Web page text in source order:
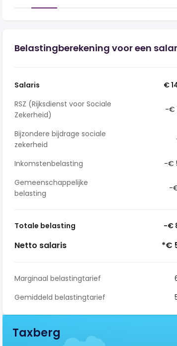
Belastingberekening voor een
Salaris
€
RSZ (Rijksdienst voor Sociale
Zekerheid)
-€
Bijzondere bijdrage sociale
zekerheid
Inkomstenbelasting
-€
Gemeenschappelijke
belasting
-
Totale belasting -€
Netto salaris *€
Marginaal belastingtarief
Gemiddeld belastingtarief
Taxberg